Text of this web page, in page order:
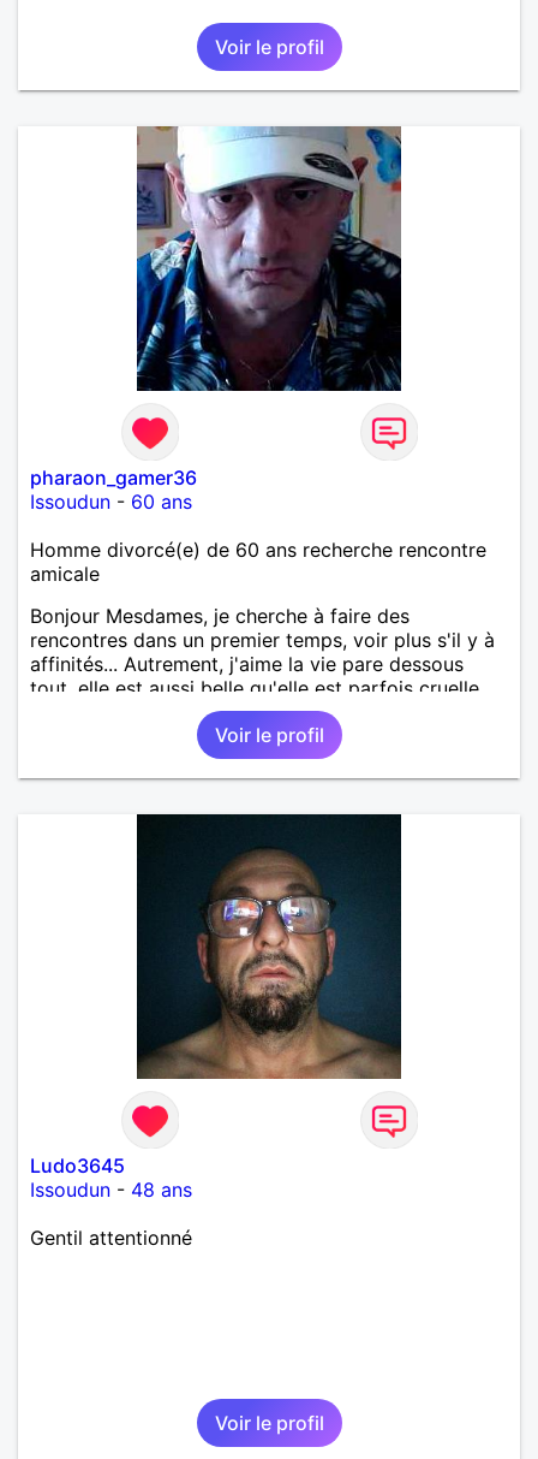
Voir le profil
pharaon_gamer36
Issoudun - 60 ans
Homme divorcé(e) de 60 ans recherche rencontre
amicale
Bonjour Mesdames, je cherche à faire des
rencontres dans un premier temps, voir plus s'il y à
affinités... Autrement, j'aime la vie pare dessous
tout, elle est aussi belle qu'elle est parfois cruelle.
J'ai envie de partager, d'aimer, de vivre pleinement
le reste de mes jours. Qui partage mes idées me
contacte, sinon passez votre chemin. A bientôt
Hervé.
Voir le profil
Ludo3645
Issoudun - 48 ans
Gentil attentionné
Voir le profil